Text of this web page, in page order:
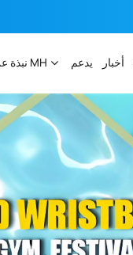
نبذة عن MH يدعم أخبار